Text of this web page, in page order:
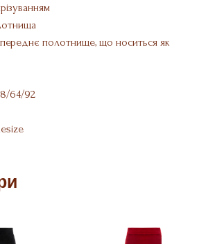
переднє полотнище, що носиться як
64/92